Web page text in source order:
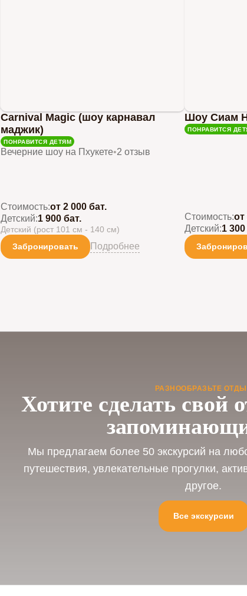
Carnival Magic (шоу карнавал
маджик)
ПОНРАВИТСЯ ДЕТЯМ
Вечерние шоу на Пхукете•2 отзыв
Стоимость:от 2 000 бат.
Детский:1 900 бат.
Детский (рост 101 см - 140 см)
Забронировать
Подробнее
Шоу Сиам
ПОНРАВИТСЯ
Стоимость:от
Детский:1 300
РАЗНООБРАЗЬТЕ
Хотите сделать свой
Мы предлагаем более 50 экскурсий на
путешествия, увлекательные прогулки,
другое.
Все экскурсии